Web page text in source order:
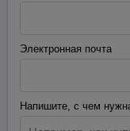
Электронная почта
Напишите, с чем